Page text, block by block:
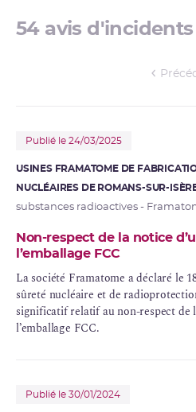
54 avis d'incidents
Publié le 24/03/2025
USINES FRAMATOME DE
NUCLÉAIRES DE ROMANS-SUR-
substances radioactives -
Non-respect de la notice
l’emballage FCC
La société Framatome a déclaré le
sûreté nucléaire et de
significatifrelatif au non-respect de
l’emballage FCC.
Publié le 30/01/2024